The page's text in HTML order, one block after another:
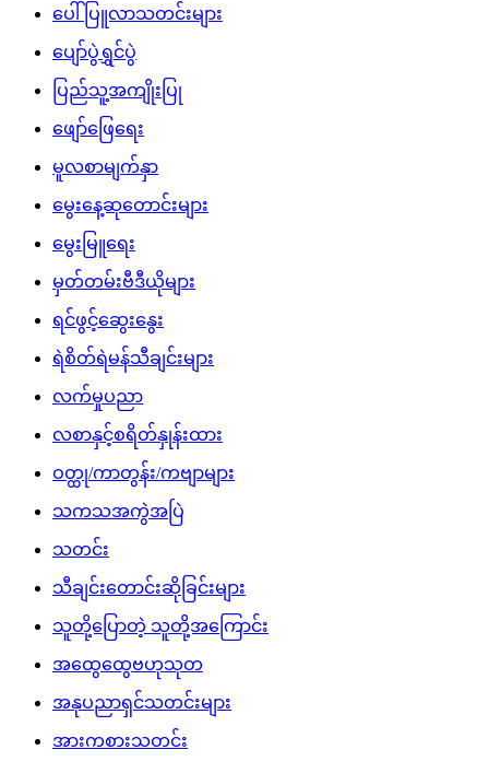
ပေါ်ပြူလာသတင်းများ
ပျော်ပွဲရွှင်ပွဲ
ပြည်သူ့အကျိုးပြု
ဖျော်ဖြေရေး
မူလစာမျက်နှာ
မွေးနေ့ဆုတောင်းများ
မွေးမြူရေး
မှတ်တမ်းဗီဒီယိုများ
ရင်ဖွင့်ဆွေးနွေး
ရဲစိတ်ရဲမန်သီချင်းများ
လက်မှုပညာ
လစာနှင့်စရိတ်နှုန်းထား
ဝတ္ထု/ကာတွန်း/ကဗျာများ
သကသအကွဲအပြဲ
သတင်း
သီချင်းတောင်းဆိုခြင်းများ
သူတို့ပြောတဲ့ သူတို့အကြောင်း
အထွေထွေဗဟုသုတ
အနုပညာရှင်သတင်းများ
အားကစားသတင်း